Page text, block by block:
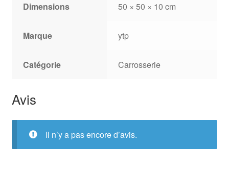
Dimensions 50 × 50 × 10 cm
Marque ytp
Catégorie Carrosserie
Avis
Il n’y a pas encore d’avis.